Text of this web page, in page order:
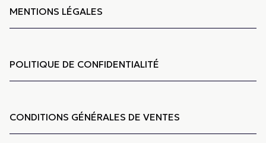
MENTIONS LÉGALES
POLITIQUE DE CONFIDENTIALITÉ
CONDITIONS GÉNÉRALES DE VENTES